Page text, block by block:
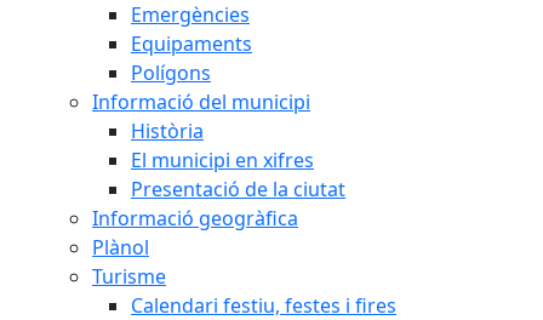
Emergències
Equipaments
Polígons
Informació del municipi
Història
El municipi en xifres
Presentació de la ciutat
Informació geogràfica
Plànol
Turisme
Calendari festiu, festes i fires